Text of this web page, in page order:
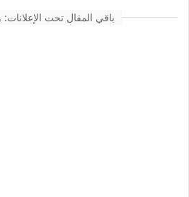
باقي المقال تحت الإعلانات: